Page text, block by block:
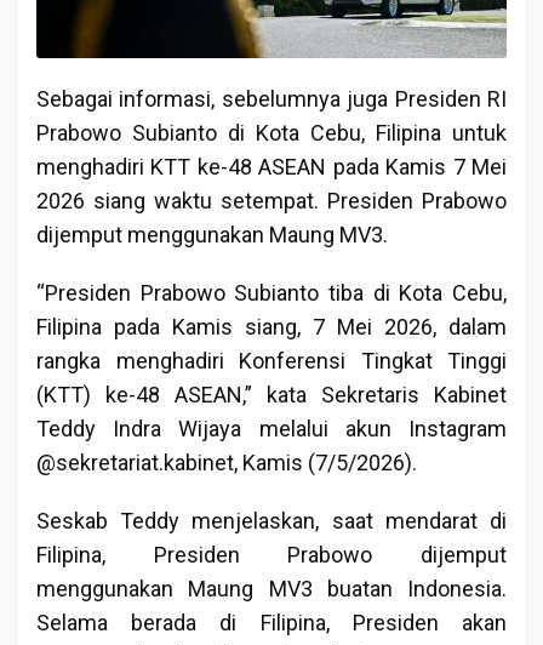
Sebagai informasi, sebelumnya juga Presiden RI
Prabowo Subianto di Kota Cebu, Filipina untuk
menghadiri KTT ke-48 ASEAN pada Kamis 7 Mei
2026 siang waktu setempat. Presiden Prabowo
dijemput menggunakan Maung MV3.
“Presiden Prabowo Subianto tiba di Kota Cebu,
Filipina pada Kamis siang, 7 Mei 2026, dalam
rangka menghadiri Konferensi Tingkat Tinggi
(KTT) ke-48 ASEAN,” kata Sekretaris Kabinet
Teddy Indra Wijaya melalui akun Instagram
@sekretariat.kabinet, Kamis (7/5/2026).
Seskab Teddy menjelaskan, saat mendarat di
Filipina, Presiden Prabowo dijemput
menggunakan Maung MV3 buatan Indonesia.
Selama berada di Filipina, Presiden akan